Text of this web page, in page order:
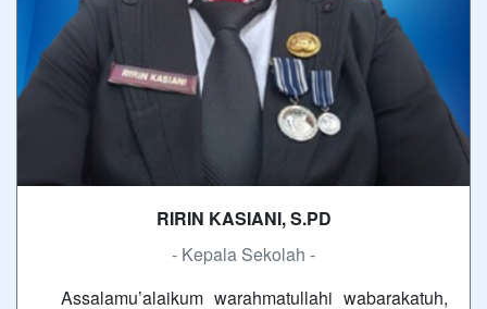
RIRIN KASIANI, S.PD
- Kepala Sekolah -
Assalamu’alaikum warahmatullahi wabarakatuh,